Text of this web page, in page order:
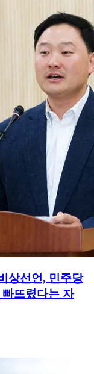
상선언, 민주당
뜨렸다는 자